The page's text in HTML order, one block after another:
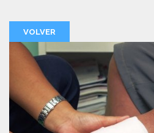
VOLVER